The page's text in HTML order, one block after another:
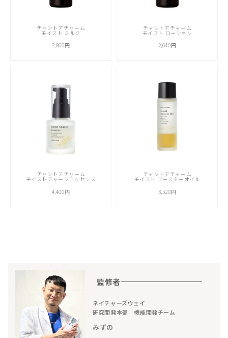
チャントアチャーム
モイスト ミルク
2,860円
チャントアチャーム
モイスト ローション
2,640円
チャントアチャーム
モイストチャージエッセンス
4,400円
チャントアチャーム
モイスト ブースターオイル
3,520円
監修者
ネイチャーズウェイ
研究開発本部 機能開発チーム
みずの